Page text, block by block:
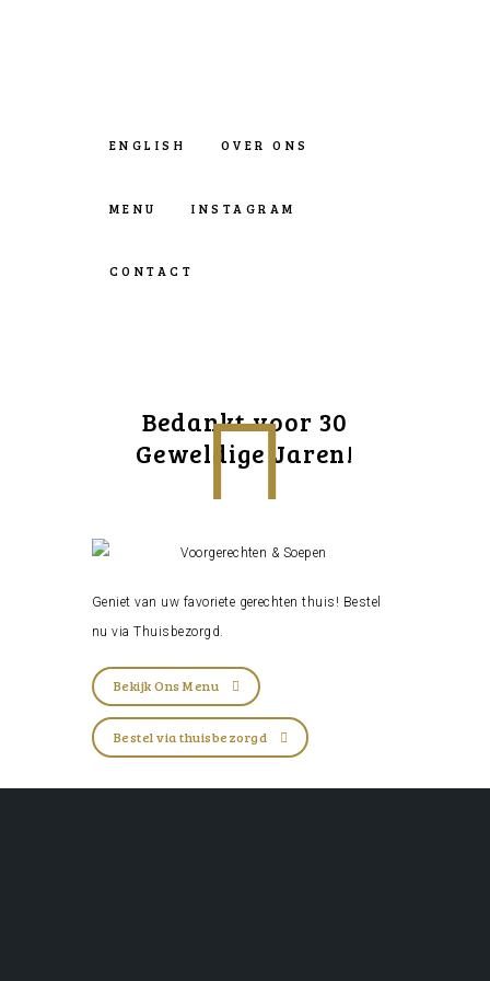
ENGLISH OVER ONS
MENU INSTAGRAM
CONTACT
Bedankt voor 30
Geweldige Jaren!
Geniet van uw favoriete gerechten thuis! Bestel
nu viaThuisbezorgd
Bekijk Ons Menu
Bestel via thuisbezorgd